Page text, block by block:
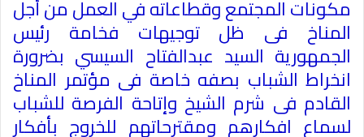
مكونات المجتمع وقطاعاته في العمل من أجل
المناخ فى ظل توجيهات فخامة رئيس
الجمهورية السيد عبدالفتاح السيسي بضرورة
انخراط الشباب بصفه خاصة فى مؤتمر المناخ
القادم فى شرم الشيخ وإتاحة الفرصة للشباب
لسماع افكارهم ومقترحاتهم للخروج بأفكار